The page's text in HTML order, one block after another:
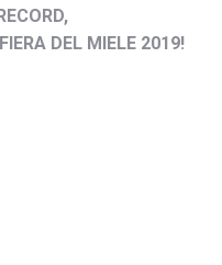
DEL MIELE 2019!